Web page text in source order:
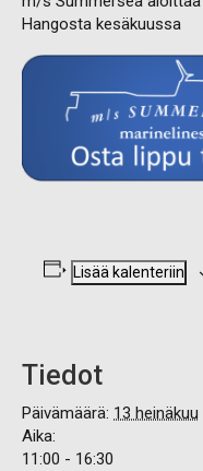
Hangosta kesäkuussa
Lisää kalenteriin
Tiedot
Päivämäärä: 13 heinäkuu
Aika:
11:00 - 16:30